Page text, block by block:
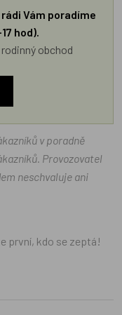
Vám poradíme
hod).
obchod
v poradně
Provozovatel
neschvaluje ani
první, kdo se zeptá!